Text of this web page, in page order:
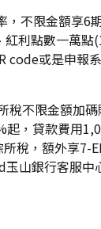
不限金額享6
利點數一萬
code或是申報
不限金額加
，貸款費用
稅，額外享7-
玉山銀行客服中